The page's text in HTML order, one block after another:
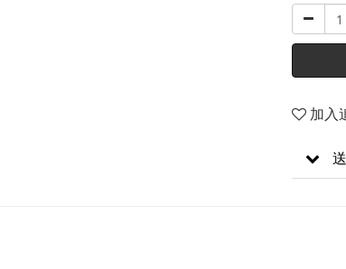
加入